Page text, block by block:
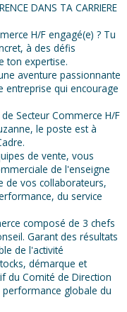
DANS TA CARRIERE
H/F engagé(e) ? Tu
à des défis
ton expertise.
aventure passionnante
entreprise qui encourage
Secteur Commerce H/F
le poste est à
de vente, vous
de l'enseigne
de vos collaborateurs,
du service
composé de 3 chefs
Garant des résultats
de l'activité
démarque et
du Comité de Direction
performance globale du